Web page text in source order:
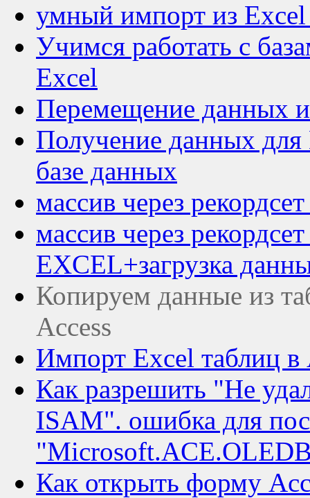
умный импорт из Excel
Учимся работать с
Excel
Перемещение данных
Получение данных
базе данных
массив через
массив через
EXCEL+загрузка
Копируем данные из
Access
Импорт Excel таблиц в
Как разрешить "Не
ISAM". ошибка для
Как открыть форму